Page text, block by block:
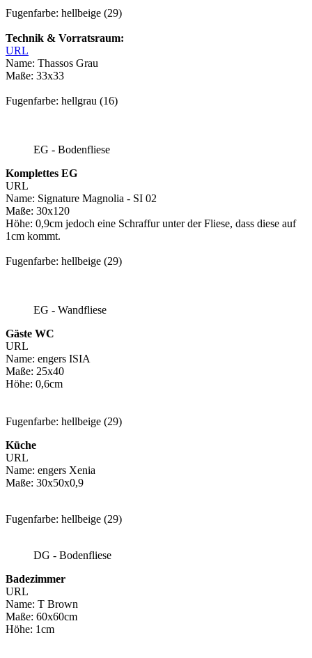
Fugenfarbe: hellbeige (29)
Technik & Vorratsraum:
URL
Name: Thassos Grau
Maße: 33x33
Fugenfarbe: hellgrau (16)
EG - Bodenfliese
Komplettes EG
URL
Name: Signature Magnolia - SI 02
Maße: 30x120
Höhe: 0,9cm jedoch eine Schraffur unter der Fliese, dass diese auf
1cm kommt.
Fugenfarbe: hellbeige (29)
EG - Wandfliese
Gäste WC
URL
Name: engers ISIA
Maße: 25x40
Höhe: 0,6cm
Fugenfarbe: hellbeige (29)
Küche
URL
Name: engers Xenia
Maße: 30x50x0,9
Fugenfarbe: hellbeige (29)
DG - Bodenfliese
Badezimmer
URL
Name: T Brown
Maße: 60x60cm
Höhe: 1cm